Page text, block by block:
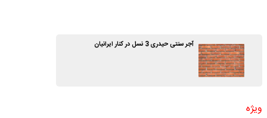
آجر سنتی حیدری 3 نسل در کنار ایرانیان
ویژه